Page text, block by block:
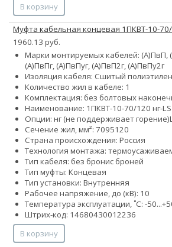
В корзину
Муфта кабельная концевая 1ПКВТ-10-70/
1960.13 руб.
Марки монтируемых кабелей: (А)ПвП,
(А)ПвПг, (А)ПвПуг, (А)ПвП2г, (А)ПвПу2г
Изоляция кабеля: Сшитый полиэтилен
Количество жил в кабеле: 1
Комплектация: без болтовых
Наименование: 1ПКВТ-10-70/120 нг-LS
Опции: нг (не поддерживает горение)
Сечение жил, мм²: 7095120
Страна происхождения: Россия
Технология монтажа:
Тип кабеля: без бронис броней
Тип муфты: Концевая
Тип установки: Внутренняя
Рабочее напряжение, до (кВ): 10
Температура эксплуатации, ˚С: -
Штрих-код: 14680430012236
В корзину